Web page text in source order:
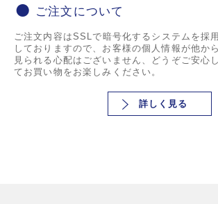
ご注文について
ご注文内容はSSLで暗号化するシステムを採用
しておりますので、お客様の個人情報が他から
見られる心配はございません、どうぞご安心し
てお買い物をお楽しみください。
詳しく見る